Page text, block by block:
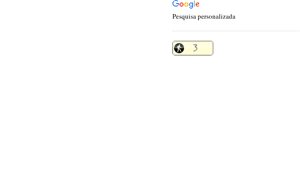
Pesquisa personalizada